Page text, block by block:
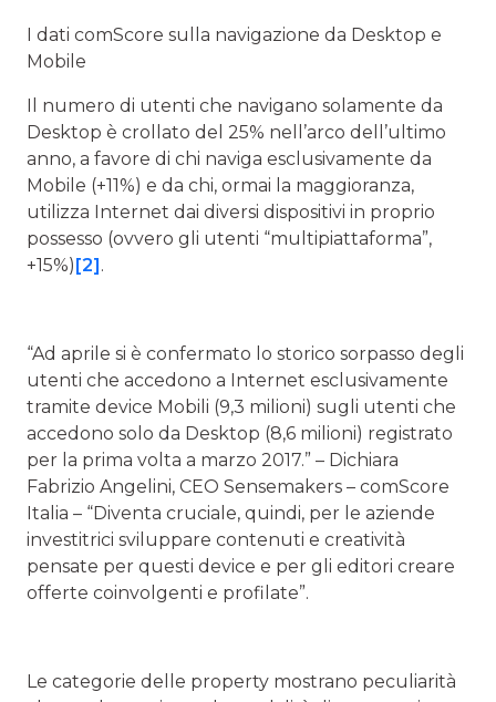
I dati comScore sulla navigazione da Desktop e
Mobile
Il numero di utenti che navigano solamente da
Desktop è crollato del 25% nell’arco dell’ultimo
anno, a favore di chi naviga esclusivamente da
Mobile (+11%) e da chi, ormai la maggioranza,
utilizza Internet dai diversi dispositivi in proprio
possesso (ovvero gli utenti “multipiattaforma”,
+15%)[2].
“Ad aprile si è confermato lo storico sorpasso degli
utenti che accedono a Internet esclusivamente
tramite device Mobili (9,3 milioni) sugli utenti che
accedono solo da Desktop (8,6 milioni) registrato
per la prima volta a marzo 2017.” – Dichiara
Fabrizio Angelini, CEO Sensemakers – comScore
Italia – “Diventa cruciale, quindi, per le aziende
investitrici sviluppare contenuti e creatività
pensate per questi device e per gli editori creare
offerte coinvolgenti e profilate”.
Le categorie delle property mostrano peculiarità